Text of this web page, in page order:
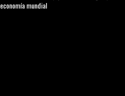
economía mundial